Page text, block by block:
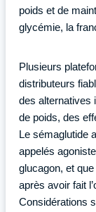
poids et de
glycémie, la
Plusieurs
distributeurs
des alternatives
de poids, des
Le sémaglutide
appelés
glucagon, et
après avoir fait
Considérations